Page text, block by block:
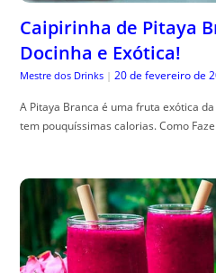
Caipirinha de Pitaya
Docinha e Exótica!
Mestre dos Drinks | 20 de fevereiro de
A Pitaya Branca é uma fruta exótica
tem pouquíssimas calorias. Como